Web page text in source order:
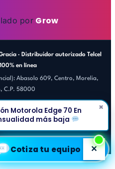
por Grow
· Distribuidor autorizado Telcel
en línea
Abasolo 609, Centro, Morelia,
C.P. 58000
del sitio: 5,963 ✕
×
Motorola Edge 70 En
más baja